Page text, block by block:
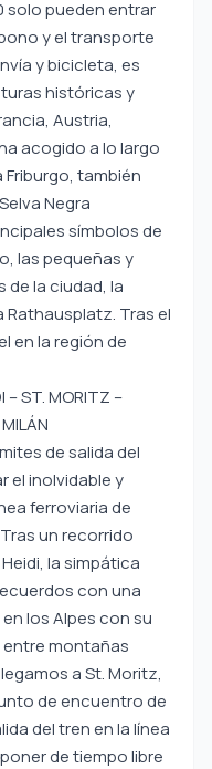
solo pueden entrar
y el transporte
y bicicleta, es
históricas y
Austria,
acogido a lo largo
Friburgo, también
Negra
símbolos de
las pequeñas y
la ciudad, la
Rathausplatz. Tras el
en la región de
– ST. MORITZ –
de salida del
el inolvidable y
ferroviaria de
un recorrido
la simpática
con una
los Alpes con su
entre montañas
a St. Moritz,
de encuentro de
del tren en la línea
de tiempo libre